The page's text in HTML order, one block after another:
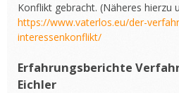
Konflikt gebracht. (Näheres hierzu
https://www.vaterlos.eu/der-
interessenkonflikt/
Erfahrungsberichte
Eichler